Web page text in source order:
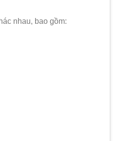
nhau, bao gồm: